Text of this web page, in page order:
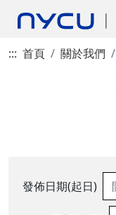
::: 首頁 關於我們
發佈日期(起日)